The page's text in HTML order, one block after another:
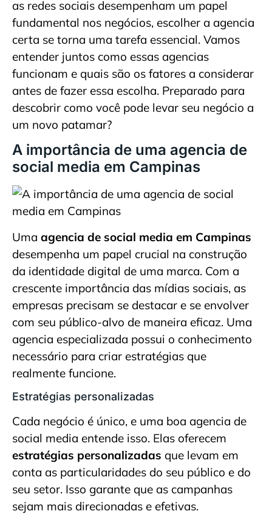
as redes sociais desempenham um papel
fundamental nos negócios, escolher a agencia
certa se torna uma tarefa essencial. Vamos
entender juntos como essas agencias
funcionam e quais são os fatores a considerar
antes de fazer essa escolha. Preparado para
descobrir como você pode levar seu negócio a
um novo patamar?
A importância de uma agencia de
social media em Campinas
Uma agencia de social media em Campinas
desempenha um papel crucial na construção
da identidade digital de uma marca. Com a
crescente importância das mídias sociais, as
empresas precisam se destacar e se envolver
com seu público-alvo de maneira eficaz. Uma
agencia especializada possui o conhecimento
necessário para criar estratégias que
realmente funcione.
Estratégias personalizadas
Cada negócio é único, e uma boa agencia de
social media entende isso. Elas oferecem
estratégias personalizadas que levam em
conta as particularidades do seu público e do
seu setor. Isso garante que as campanhas
sejam mais direcionadas e efetivas.